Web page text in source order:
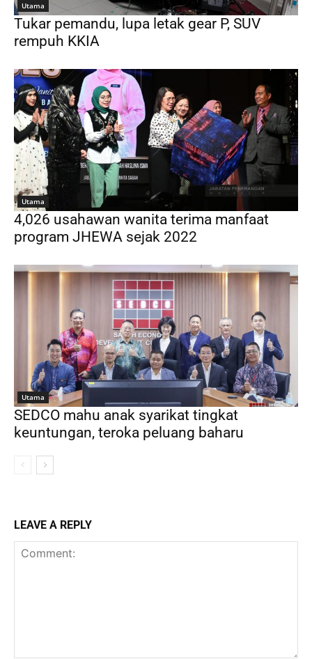
Utama
Tukar pemandu, lupa letak gear P, SUV
rempuh KKIA
Utama
4,026 usahawan wanita terima manfaat
program JHEWA sejak 2022
Utama
SEDCO mahu anak syarikat tingkat
keuntungan, teroka peluang baharu
LEAVE A REPLY